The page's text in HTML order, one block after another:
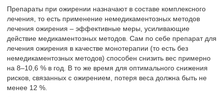
Препараты при ожирении назначают в составе комплексного
лечения, то есть применение немедикаментозных методов
лечения ожирения – эффективные меры, усиливающие
действие медикаментозных методов. Сам по себе препарат для
лечения ожирения в качестве монотерапии (то есть без
немедикаментозных методов) способен снизить вес примерно
на 8–10,6 % в год. В то же время для оптимального снижения
рисков, связанных с ожирением, потеря веса должна быть не
менее 12 %.